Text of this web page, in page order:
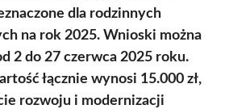
dla rodzinnych
na rok 2025. Wnioski można
2 do 27 czerwca 2025 roku.
łącznie wynosi 15.000 zł,
rozwoju i modernizacji